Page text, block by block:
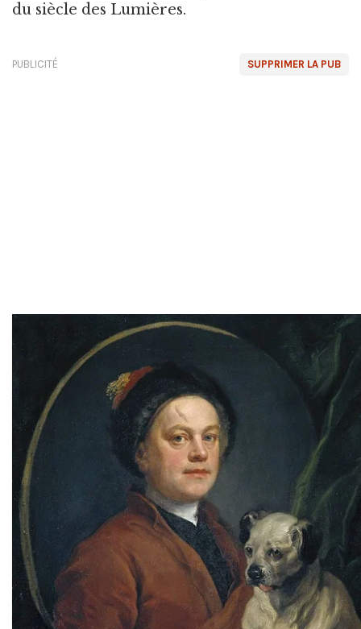
du siècle des Lumières.
SUPPRIMER LA PUB
PUBLICITÉ